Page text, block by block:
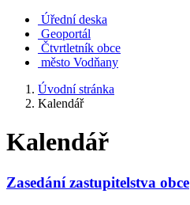
Úřední deska
Geoportál
Čtvrtletník obce
město Vodňany
Úvodní stránka
Kalendář
Kalendář
Zasedání zastupitelstva obce